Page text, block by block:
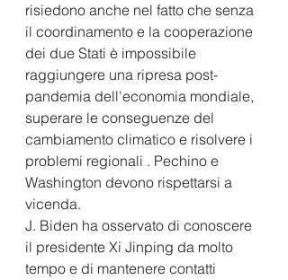
risiedono anche nel fatto che senza
il coordinamento e la cooperazione
dei due Stati è impossibile
raggiungere una ripresa post-
pandemia dell'economia mondiale,
superare le conseguenze del
cambiamento climatico e risolvere i
problemi regionali . Pechino e
Washington devono rispettarsi a
vicenda.
J. Biden ha osservato di conoscere
il presidente Xi Jinping da molto
tempo e di mantenere contatti